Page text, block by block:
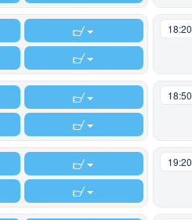
18:20
18:50
19:20